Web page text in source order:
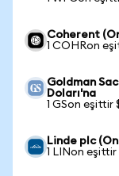
Coherent
1 COHRon
Goldman
Doları'na
1 GSon eşittir
Linde plc
1 LINon